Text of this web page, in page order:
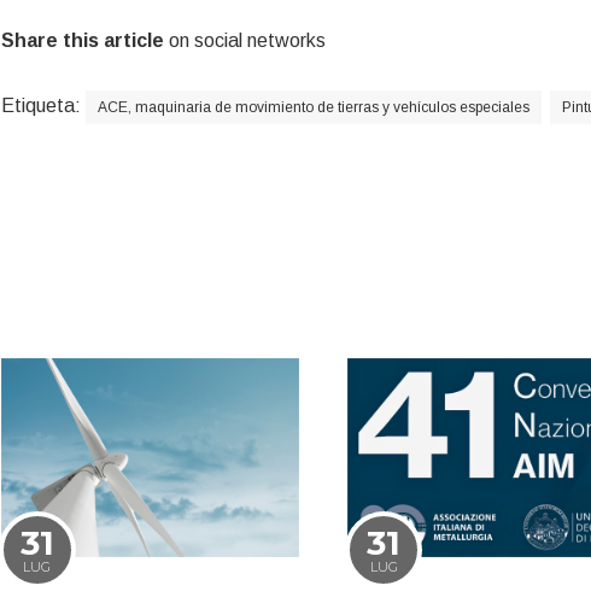
Share this article on social networks
Etiqueta: ACE, maquinaria de movimiento de tierras y vehículos especiales
31
LUG
31
LUG